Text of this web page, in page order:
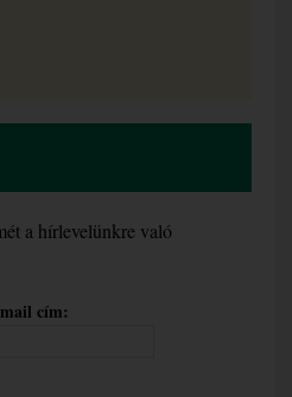
a hírlevelünkre való
cím: